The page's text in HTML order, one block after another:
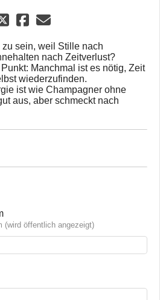
sein, weil Stille nach
nach Zeitverlust?
Manchmal ist es nötig, Zeit
wiederzufinden.
ist wie Champagner ohne
aus, aber schmeckt nach
(wird öffentlich angezeigt)